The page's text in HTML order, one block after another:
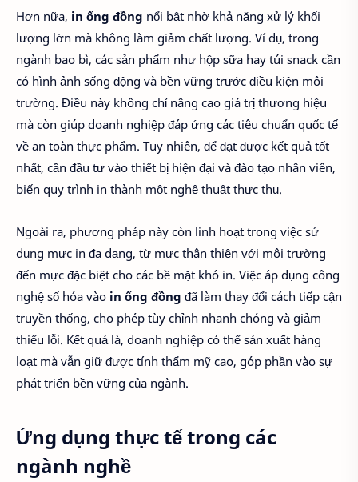
Hơn nữa, in ống đồng nổi bật nhờ khả năng xử lý khối
lượng lớn mà không làm giảm chất lượng. Ví dụ, trong
ngành bao bì, các sản phẩm như hộp sữa hay túi snack cần
có hình ảnh sống động và bền vững trước điều kiện môi
trường. Điều này không chỉ nâng cao giá trị thương hiệu
mà còn giúp doanh nghiệp đáp ứng các tiêu chuẩn quốc tế
về an toàn thực phẩm. Tuy nhiên, để đạt được kết quả tốt
nhất, cần đầu tư vào thiết bị hiện đại và đào tạo nhân viên,
biến quy trình in thành một nghệ thuật thực thụ.
Ngoài ra, phương pháp này còn linh hoạt trong việc sử
dụng mực in đa dạng, từ mực thân thiện với môi trường
đến mực đặc biệt cho các bề mặt khó in. Việc áp dụng công
nghệ số hóa vào in ống đồng đã làm thay đổi cách tiếp cận
truyền thống, cho phép tùy chỉnh nhanh chóng và giảm
thiểu lỗi. Kết quả là, doanh nghiệp có thể sản xuất hàng
loạt mà vẫn giữ được tính thẩm mỹ cao, góp phần vào sự
phát triển bền vững của ngành.
Ứng dụng thực tế trong các
ngành nghề